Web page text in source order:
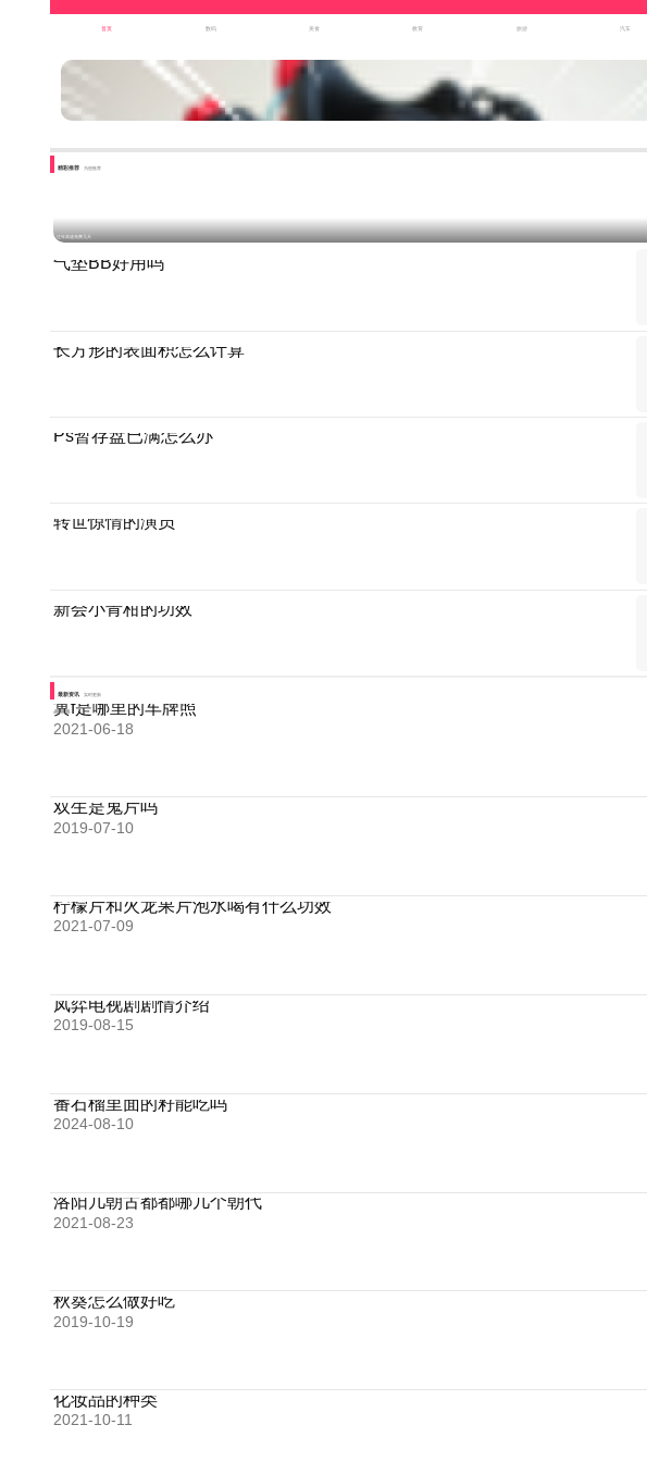
首页 数码 美食 教育 旅游 汽车
精彩推荐
过年高速免费几天
气垫BB好用吗
长方形的表面积怎么计算
Ps暂存盘已满怎么办
转世惊情的演员
新会小青柑的功效
最新资讯
冀f是哪里的车牌照
2021-06-18
双生是鬼片吗
2019-07-10
柠檬片和火龙果片泡水喝有什么功效
2021-07-09
凤弈电视剧剧情介绍
2019-08-15
番石榴里面的籽能吃吗
2024-08-10
洛阳几朝古都都哪几个朝代
2021-08-23
秋葵怎么做好吃
2019-10-19
化妆品的种类
2021-10-11